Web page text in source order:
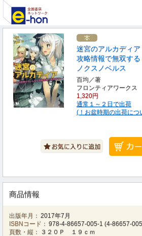
迷宮のアルカディ
攻略情報で無双す
ノクスノベルス
百均／著
フロンティアワークス
1,320円
通常１～２日で出荷
(！お盆時期の出荷につ
商品情報
出版年月： 2017年7月
ISBNコード： 978-4-86657-005-1 (4-86657-
頁数・縦：
３２０Ｐ １９ｃｍ